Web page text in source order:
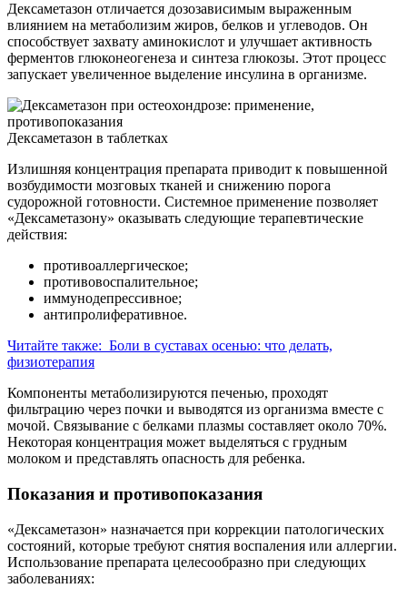
Дексаметазон отличается дозозависимым выраженным
влиянием на метаболизим жиров, белков и углеводов. Он
способствует захвату аминокислот и улучшает активность
ферментов глюконеогенеза и синтеза глюкозы. Этот процесс
запускает увеличенное выделение инсулина в организме.
Дексаметазон в таблетках
Излишняя концентрация препарата приводит к повышенной
возбудимости мозговых тканей и снижению порога
судорожной готовности. Системное применение позволяет
«Дексаметазону» оказывать следующие терапевтические
действия:
противоаллергическое;
противовоспалительное;
иммунодепрессивное;
антипролиферативное.
Читайте также: Боли в суставах осенью: что делать,
физиотерапия
Компоненты метаболизируются печенью, проходят
фильтрацию через почки и выводятся из организма вместе с
мочой. Связывание с белками плазмы составляет около 70%.
Некоторая концентрация может выделяться с грудным
молоком и представлять опасность для ребенка.
Показания и противопоказания
«Дексаметазон» назначается при коррекции патологических
состояний, которые требуют снятия воспаления или аллергии.
Использование препарата целесообразно при следующих
заболеваниях: